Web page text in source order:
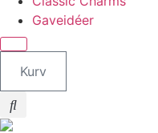
Gaveidéer
Kurv